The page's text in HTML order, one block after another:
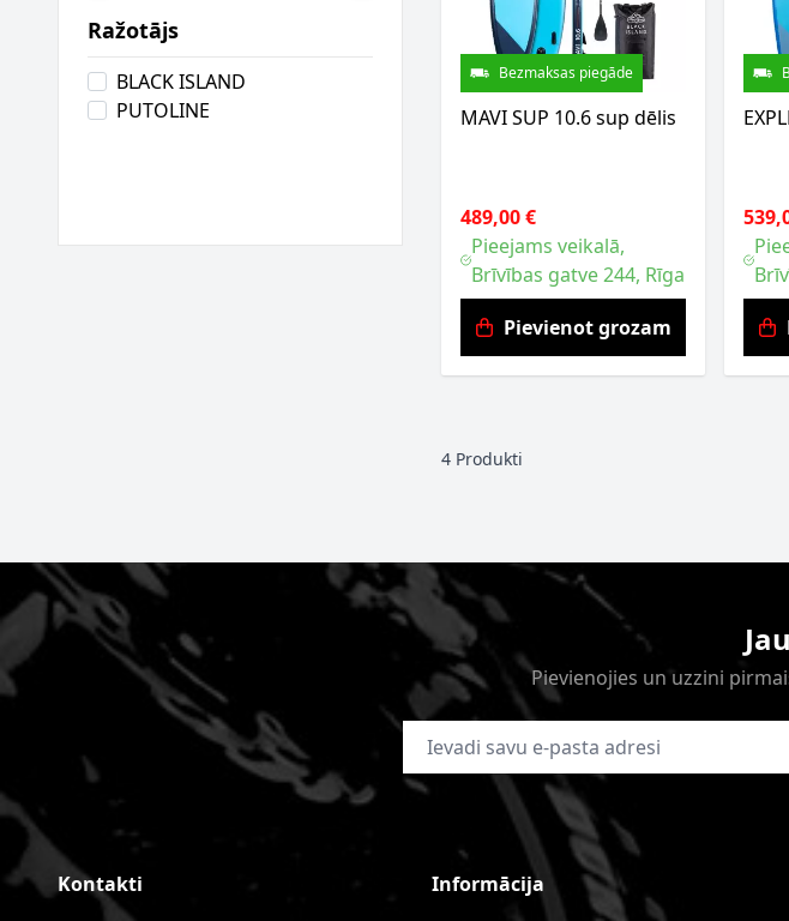
Ražotājs
BLACK ISLAND
PUTOLINE
Bezmaksas piegāde
MAVI SUP 10.6 sup dēlis
489,00 €
Pieejams veikalā,
Brīvības gatve 244, Rīga
Pievienot grozam
4 Produkti
Pievienojies un uzzini
E-pasta adrese
Kontakti Informācija